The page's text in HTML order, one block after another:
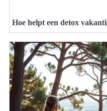
Hoe helpt een detox